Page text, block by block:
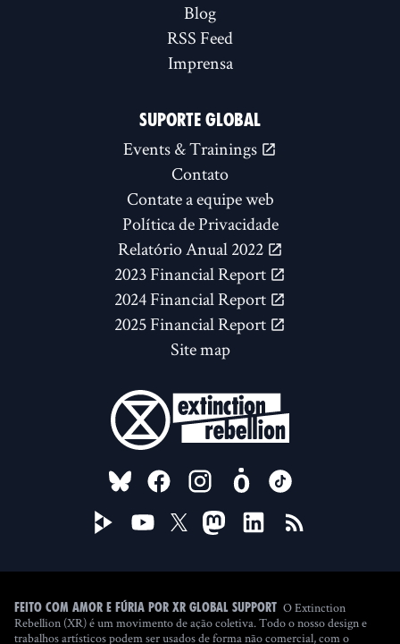
Blog
RSS Feed
Imprensa
SUPORTE GLOBAL
Events & Trainings
Contato
Contate a equipe web
Política de Privacidade
Relatório Anual 2022
2023 Financial Report
2024 Financial Report
2025 Financial Report
Site map
FOLLOW US ON
Feito com amor e fúria por XR Global Support O Extinction
Rebellion (XR) é um movimento de ação coletiva. Todo o nosso design e
trabalhos artísticos podem ser usados de forma não comercial, com o